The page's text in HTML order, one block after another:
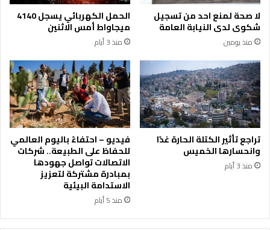
و
ف
ا
ء
:
“
ف
ي
م
د
ي
ر
ي
ة
ر
ل
ا
ل
أ
ي
ا
م
ا
ل
م
ق
ب
ل
ة
لا صحة لمنع احد من تسجيل
شكوى لدى النيابة العامة
منذ يومين
الحمل الكهربائي يسجل 4140
ميجاواط أمس الاثنين
منذ 3 أيام
تراجع تأثير الكتلة الحارة غدًا
وانحسارها الخميس
منذ 3 أيام
فيديو – احتفاءً باليوم العالمي
للحفاظ على الطبيعة.. شركات
الاتصالات تواصل جهودها
بمبادرة مشتركة لتعزيز
الاستدامة البيئية
منذ 5 أيام